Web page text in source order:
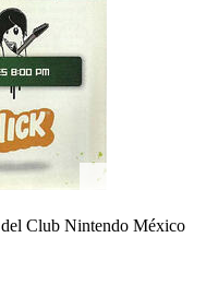
del Club Nintendo México